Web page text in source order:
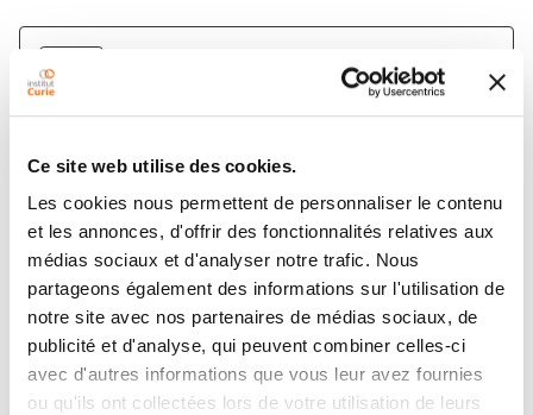
Ce site web utilise des cookies.
Les cookies nous permettent de personnaliser le contenu
et les annonces, d'offrir des fonctionnalités relatives aux
médias sociaux et d'analyser notre trafic. Nous
partageons également des informations sur l'utilisation de
notre site avec nos partenaires de médias sociaux, de
publicité et d'analyse, qui peuvent combiner celles-ci
avec d'autres informations que vous leur avez fournies
ou qu'ils ont collectées lors de votre utilisation de leurs
Biology of centrosomes and genetic
instability
RENATA BASTO
Members